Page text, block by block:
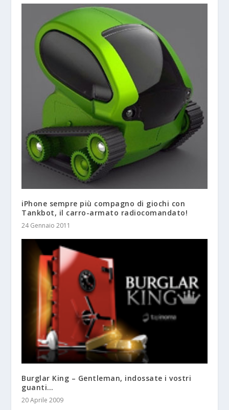
iPhone sempre più compagno di giochi con
Tankbot, il carro-armato radiocomandato!
24 Gennaio 2011
Burglar King – Gentleman, indossate i vostri
guanti…
20 Aprile 2009